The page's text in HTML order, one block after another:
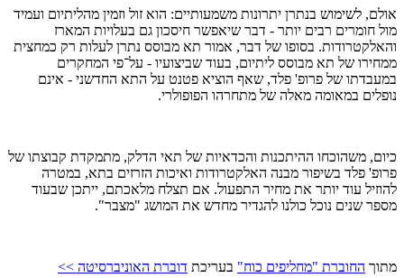
אולם, לשימוש בנתרן יתרונות משמעותיים: הוא זול וזמין מהליתיום ועמיד
מול חומרים רבים יותר - דבר שיאפשר חיסכון גם בעלויות המארז
והאלקטרודות. בסופו של דבר, אמור תא מבוסס נתרן לעלות רק כמחצית
ממחירו של תא מבוסס ליתיום, בעוד שביצועיו - על־פי המחקרים
במעבדתו של פרופ' פלד, שאף הוציא פטנט על התא החדשני - אינם
נופלים במאומה מאלה של מתחרהו הפופולרי.
כיום, משהוכחו ההיתכנות והכדאיות של תאי הדלק, מתמקדת קבוצתו של
פרופ' פלד בשיפור מבנה האלקטרודות ואיכות הזרזים בתא, במטרה
להוזיל עוד יותר את מחיר התפעול. אם תצלח מלאכתם, ייתכן שבעוד
מספר שנים נוכל כולנו להגדיר מחדש את המושג "מצבר".
מתוך החוברת "מחליפים כוח" בעריכת דוברת האוניברסיטה >>